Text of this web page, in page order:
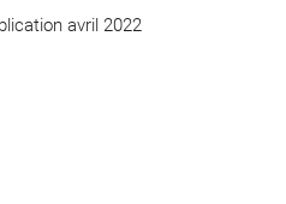
avril 2022